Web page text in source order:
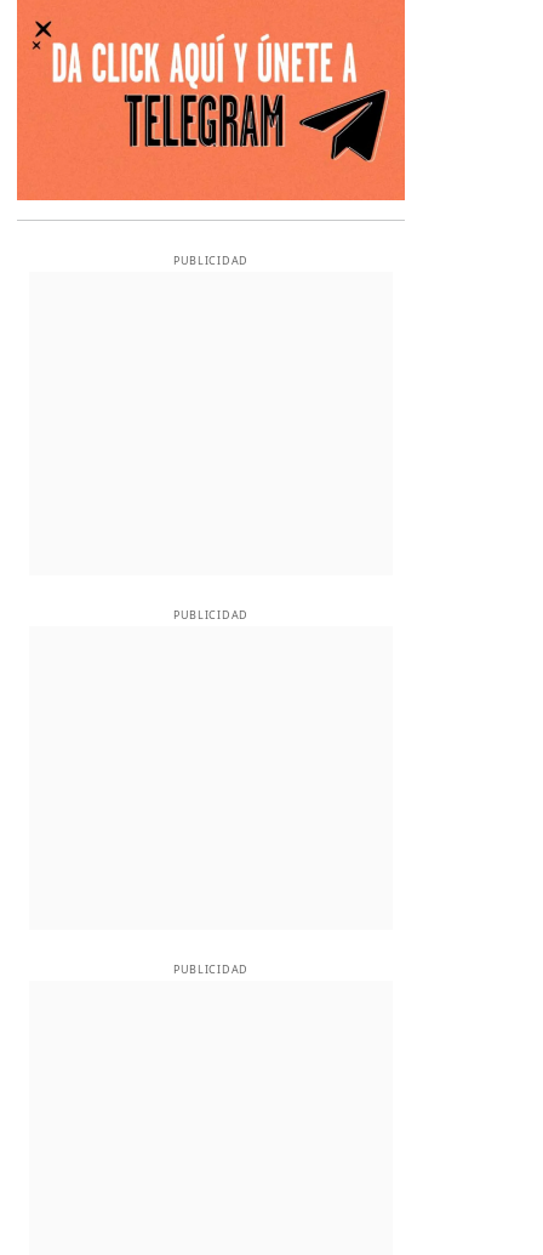
PUBLICIDAD
PUBLICIDAD
PUBLICIDAD